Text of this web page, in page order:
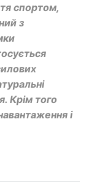
спортом,
з
Крім того
і